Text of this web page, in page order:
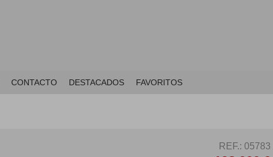
CONTACTO DESTACADOS FAVORITOS
REF.: 05783